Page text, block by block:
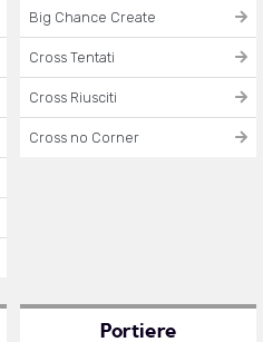
Big Chance Create
Cross Tentati
Cross Riusciti
Cross no Corner
Portiere